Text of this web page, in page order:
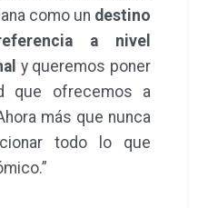
como un destino
a nivel
y queremos poner
que ofrecemos a
más que nunca
todo lo que